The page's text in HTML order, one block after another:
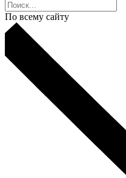
По всему сайту